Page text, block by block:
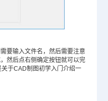
要输入文件名，然后需要注意
然后点右侧确定按钮就可以完
于CAD制图初学入门介绍一